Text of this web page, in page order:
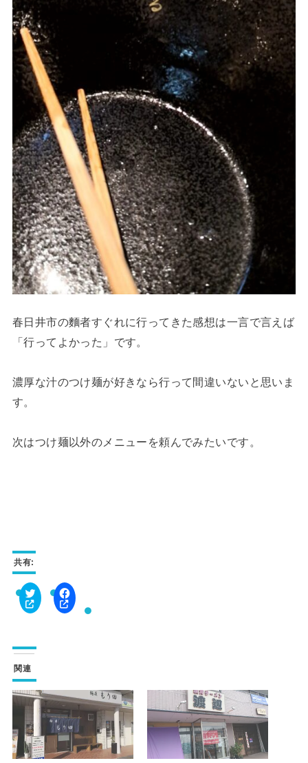
春日井市の麵者すぐれに行ってきた感想は一言で言えば
「行ってよかった」です。
濃厚な汁のつけ麺が好きなら行って間違いないと思いま
す。
次はつけ麺以外のメニューを頼んでみたいです。
共有:
ク
リ
て
T
w
i
t
t
e
で
共
有
(
新
F
a
有
す
る
に
は
ク
リ
ッ
関連